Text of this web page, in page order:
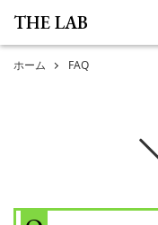
THE LAB
ホーム FAQ